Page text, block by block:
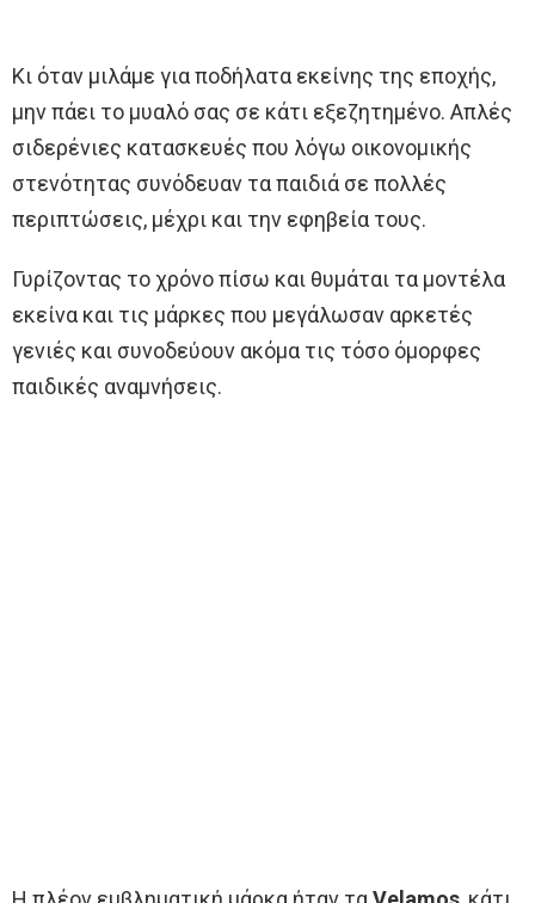
Κι όταν μιλάμε για ποδήλατα εκείνης της εποχής,
μην πάει το μυαλό σας σε κάτι εξεζητημένο. Απλές
σιδερένιες κατασκευές που λόγω οικονομικής
στενότητας συνόδευαν τα παιδιά σε πολλές
περιπτώσεις, μέχρι και την εφηβεία τους.
Γυρίζοντας το χρόνο πίσω και θυμάται τα μοντέλα
εκείνα και τις μάρκες που μεγάλωσαν αρκετές
γενιές και συνοδεύουν ακόμα τις τόσο όμορφες
παιδικές αναμνήσεις.